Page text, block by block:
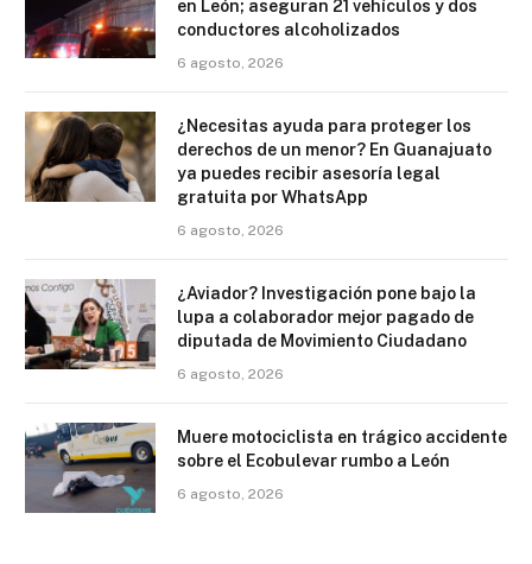
en León; aseguran 21 vehículos y dos
conductores alcoholizados
6 agosto, 2026
¿Necesitas ayuda para proteger los
derechos de un menor? En Guanajuato
ya puedes recibir asesoría legal
gratuita por WhatsApp
6 agosto, 2026
¿Aviador? Investigación pone bajo la
lupa a colaborador mejor pagado de
diputada de Movimiento Ciudadano
6 agosto, 2026
Muere motociclista en trágico accidente
sobre el Ecobulevar rumbo a León
6 agosto, 2026